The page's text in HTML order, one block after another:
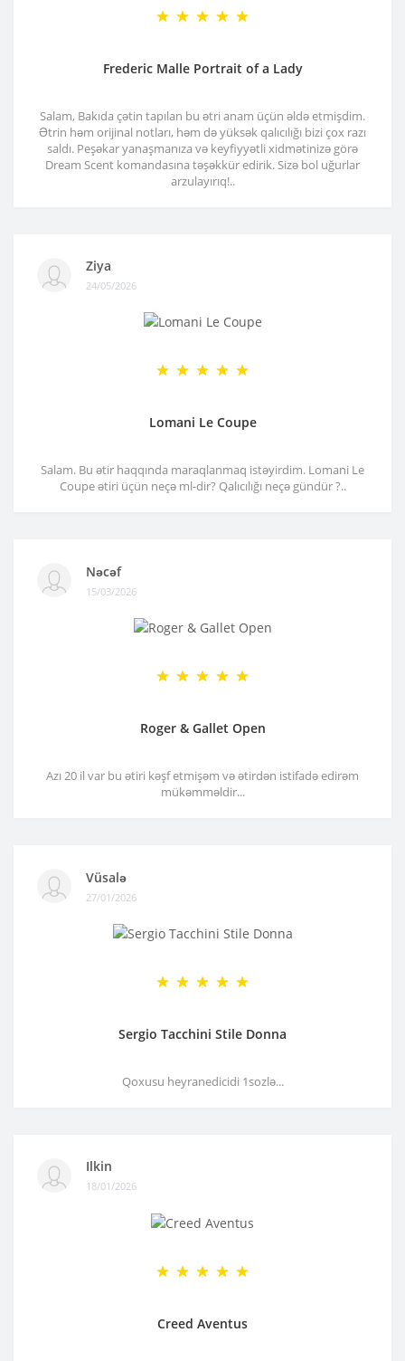
Frederic Malle Portrait of a Lady
Salam, Bakıda çətin tapılan bu ətri anam üçün əldə etmişdim.
Ətrin həm orijinal notları, həm də yüksək qalıcılığı bizi çox razı
saldı. Peşəkar yanaşmanıza və keyfiyyətli xidmətinizə görə
Dream Scent komandasına təşəkkür edirik. Sizə bol uğurlar
arzulayırıq!..
Ziya
24/05/2026
Lomani Le Coupe
Salam. Bu ətir haqqında maraqlanmaq istəyirdim. Lomani Le
Coupe ətiri üçün neçə ml-dir? Qalıcılığı neçə gündür ?..
Nəcəf
15/03/2026
Roger & Gallet Open
Azı 20 il var bu ətiri kəşf etmişəm və ətirdən istifadə edirəm
mükəmməldir...
Vüsalə
27/01/2026
Sergio Tacchini Stile Donna
Qoxusu heyranedicidi 1sozlə...
Ilkin
18/01/2026
Creed Aventus